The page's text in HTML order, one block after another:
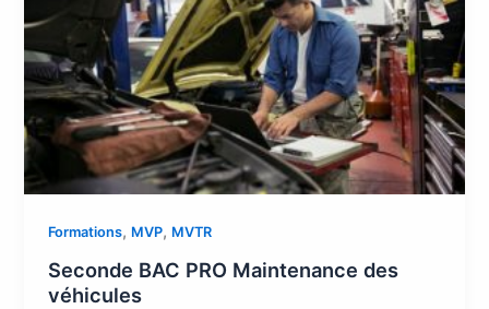
Formations, MVP, MVTR
Seconde BAC PRO Maintenance des
véhicules